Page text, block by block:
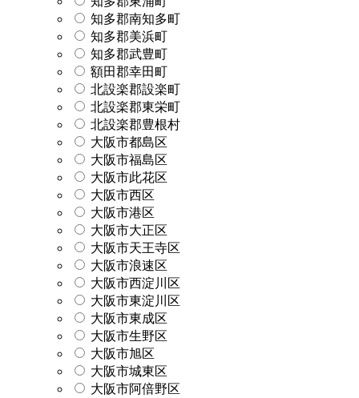
知多郡南知多町
知多郡美浜町
知多郡武豊町
額田郡幸田町
北設楽郡設楽町
北設楽郡東栄町
北設楽郡豊根村
大阪市都島区
大阪市福島区
大阪市此花区
大阪市西区
大阪市港区
大阪市大正区
大阪市天王寺区
大阪市浪速区
大阪市西淀川区
大阪市東淀川区
大阪市東成区
大阪市生野区
大阪市旭区
大阪市城東区
大阪市阿倍野区